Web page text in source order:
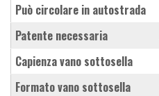
Può circolare in autostrada
Patente necessaria
Capienza vano sottosella
Formato vano sottosella